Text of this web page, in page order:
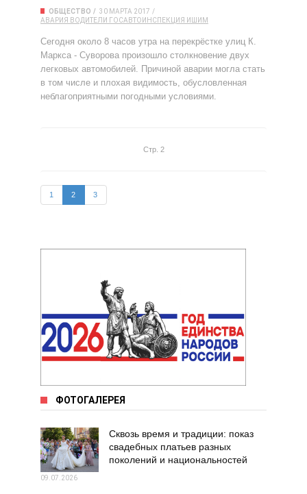
ОБЩЕСТВО
30 МАРТА 2017
АВАРИЯ ВОДИТЕЛИ ГОСАВТОИНСПЕКЦИЯ ИШИМ
Сегодня около 8 часов утра на перекрёстке улиц К.
Маркса - Суворова произошло столкновение двух
легковых автомобилей. Причиной аварии могла стать
в том числе и плохая видимость, обусловленная
неблагоприятными погодными условиями.
Стр. 2
1 2 3
ФОТОГАЛЕРЕЯ
Сквозь время и традиции: показ
свадебных платьев разных
поколений и национальностей
09.07.2026